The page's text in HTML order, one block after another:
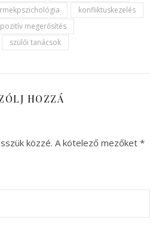
konfliktuskezelés
pozitív megerősítés
szülői tanácsok
HOZZÁ
közzé. A kötelező mezőket *